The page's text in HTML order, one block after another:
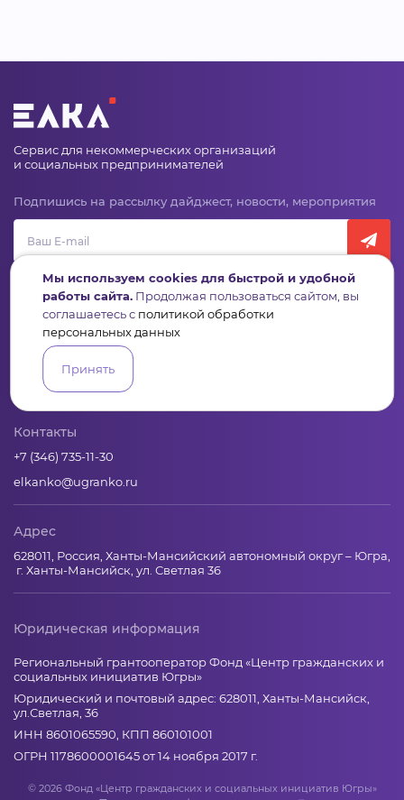
Сервис для некоммерческих организаций
и социальных предпринимателей
Подпишись на рассылку дайджест, новости, мероприятия
Пульс Организации
АналитикаБаза знаний
Контакты
+7 (346) 735-11-30
elkanko@ugranko.ru
Адрес
628011, Россия, Ханты-Мансийский автономный округ – Югра,
г. Ханты-Мансийск, ул. Светлая 36
Юридическая информация
Региональный грантооператор Фонд «Центр гражданских и
социальных инициатив Югры»
Юридический и почтовый адрес: 628011, Ханты-Мансийск,
ул.Светлая, 36
ИНН 8601065590, КПП 860101001
ОГРН 1178600001645 от 14 ноября 2017 г.
© 2026 Фонд «Центр гражданских и социальных инициатив Югры»
Мы используем cookies для быстрой и удобной
работы сайта. Продолжая пользоваться сайтом, вы
соглашаетесь с политикой обработки
персональных данных
Принять